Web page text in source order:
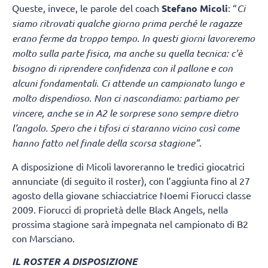
Queste, invece, le parole del coach Stefano Micoli: “Ci
siamo ritrovati qualche giorno prima perché le ragazze
erano ferme da troppo tempo. In questi giorni lavoreremo
molto sulla parte fisica, ma anche su quella tecnica: c’è
bisogno di riprendere confidenza con il pallone e con
alcuni fondamentali. Ci attende un campionato lungo e
molto dispendioso. Non ci nascondiamo: partiamo per
vincere, anche se in A2 le sorprese sono sempre dietro
l’angolo. Spero che i tifosi ci staranno vicino così come
hanno fatto nel finale della scorsa stagione”.
A disposizione di Micoli lavoreranno le tredici giocatrici
annunciate (di seguito il roster), con l’aggiunta fino al 27
agosto della giovane schiacciatrice Noemi Fiorucci classe
2009. Fiorucci di proprietà delle Black Angels, nella
prossima stagione sarà impegnata nel campionato di B2
con Marsciano.
IL ROSTER A DISPOSIZIONE